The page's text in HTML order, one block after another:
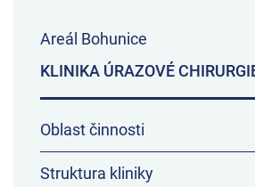
Areál Bohunice
KLINIKA ÚRAZOVÉ
Oblast činnosti
Struktura kliniky